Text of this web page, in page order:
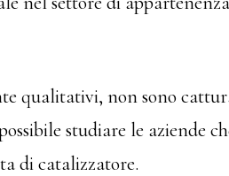
qualitativi, non sono
studiare le aziende
di catalizzatore.